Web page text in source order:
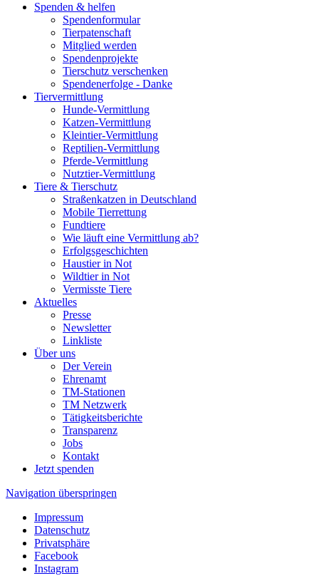
Spenden & helfen
Spendenformular
Tierpatenschaft
Mitglied werden
Spendenprojekte
Tierschutz verschenken
Spendenerfolge - Danke
Tiervermittlung
Hunde-Vermittlung
Katzen-Vermittlung
Kleintier-Vermittlung
Reptilien-Vermittlung
Pferde-Vermittlung
Nutztier-Vermittlung
Tiere & Tierschutz
Straßenkatzen in Deutschland
Mobile Tierrettung
Fundtiere
Wie läuft eine Vermittlung ab?
Erfolgsgeschichten
Haustier in Not
Wildtier in Not
Vermisste Tiere
Aktuelles
Presse
Newsletter
Linkliste
Über uns
Der Verein
Ehrenamt
TM-Stationen
TM Netzwerk
Tätigkeitsberichte
Transparenz
Jobs
Kontakt
Jetzt spenden
Navigation überspringen
Impressum
Datenschutz
Privatsphäre
Facebook
Instagram